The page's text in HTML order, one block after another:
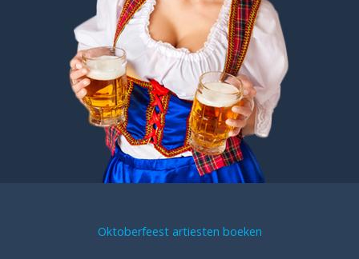
Oktoberfeest artiesten boeken